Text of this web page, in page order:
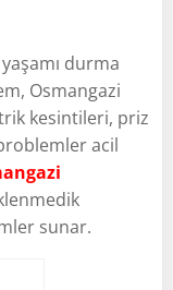
durma
Osmangazi
kesintileri, priz
acil
sunar.